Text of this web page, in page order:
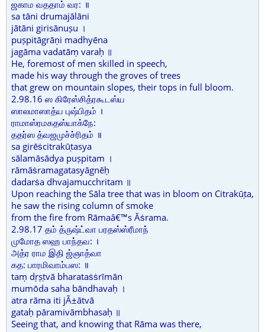
ஜகாம வததாம் வர: ॥
sa tāni drumajālāni
jātāni girisānuṣu ।
puṣpitāgrāṇi madhyēna
jagāma vadatāṃ varaḥ ॥
He, foremost of men skilled in speech,
made his way through the groves of trees
that grew on mountain slopes, their tops in full bloom.
2.98.16 ஸ கிரேஸ்சித்ரகூடஸ்ய
ஸாலமாஸாத்ய புஷ்பிதம் ।
ராமாஸ்ரமகதஸ்யாக்நே:
ததர்ஸ த்வஜமுச்ச்ரிதம் ॥
sa girēṡcitrakūṭasya
sālamāsādya puṣpitam ।
rāmāṡramagatasyāgnēḥ
dadarṡa dhvajamucchritam ॥
Upon reaching the Sāla tree that was in bloom on Citrakūṭa,
he saw the rising column of smoke
from the fire from Rāmaâ€™s Āṡrama.
2.98.17 தம் த்ருஷ்ட்வா பரதஸ்ஸ்ரீமாந்
முமோத ஸஹ பாந்தவ: ।
அத்ர ராம இதி ஜ்ஞாத்வா
கத: பாரமிவாம்பஸ: ॥
taṃ dṛṣṭvā bharataṡṡrīmān
mumōda saha bāndhavaḥ ।
atra rāma iti jÃ±ātvā
gataḥ pāramivāmbhasaḥ ॥
Seeing that, and knowing that Rāma was there,